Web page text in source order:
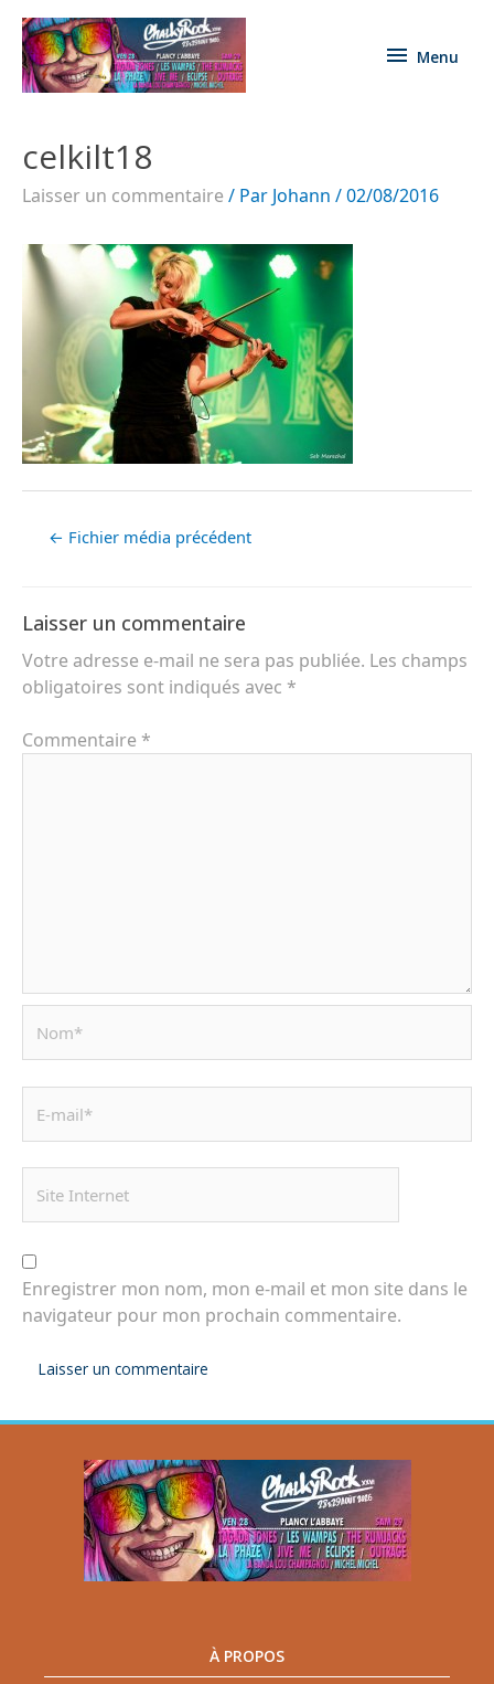
Menu
celkilt18
Laisser un commentaire / Par Johann /02/08/2016
← Fichier média précédent
Laisser un commentaire
Votre adresse e-mail ne sera pas publiée. Les champs
obligatoires sont indiqués avec *
Commentaire *
Enregistrer mon nom, mon e-mail et mon site dans le
navigateur pour mon prochain commentaire.
À PROPOS